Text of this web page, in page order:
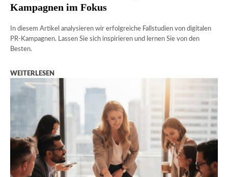
Kampagnen im Fokus
In diesem Artikel analysieren wir erfolgreiche Fallstudien von digitalen
PR-Kampagnen. Lassen Sie sich inspirieren und lernen Sie von den
Besten.
WEITERLESEN